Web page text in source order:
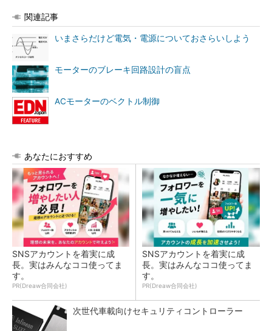
関連記事
いまさらだけど電気・電源についておさらいしよう
モーターのブレーキ回路設計の盲点
ACモーターのベクトル制御
あなたにおすすめ
SNSアカウントを着実に成
長。実はみんなココ使ってま
す。
PR(Dreaw合同会社)
SNSアカウントを着実に成
長。実はみんなココ使ってま
す。
PR(Dreaw合同会社)
次世代車載向けセキュリティコントローラー